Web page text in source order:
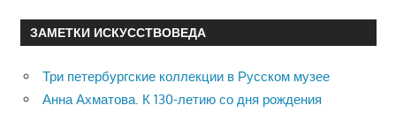
ЗАМЕТКИ ИСКУССТВОВЕДА
Три петербургские коллекции в Русском музее
Анна Ахматова. К 130-летию со дня рождения